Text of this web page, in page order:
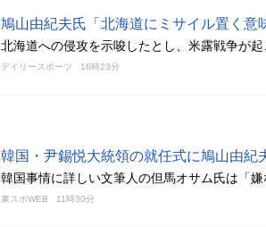
鳩山由紀夫氏「北海道にミサイル置く意
北海道への侵攻を示唆したとし、米露戦争が
デイリースポーツ 16時23分
韓国・尹錫悦大統領の就任式に鳩山由紀
韓国事情に詳しい文筆人の但馬オサム氏は「
東スポWEB 11時30分